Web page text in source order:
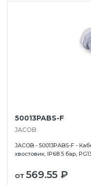
50013PABS-F
JACOB
JACOB - 50013PABS-F -
хвостовик, IP68 5 бар,
от 569.55 ₽